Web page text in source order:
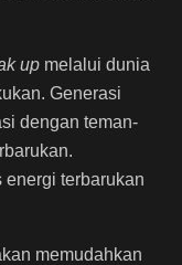
up melalui dunia
Generasi
dengan teman-
energi terbarukan
memudahkan